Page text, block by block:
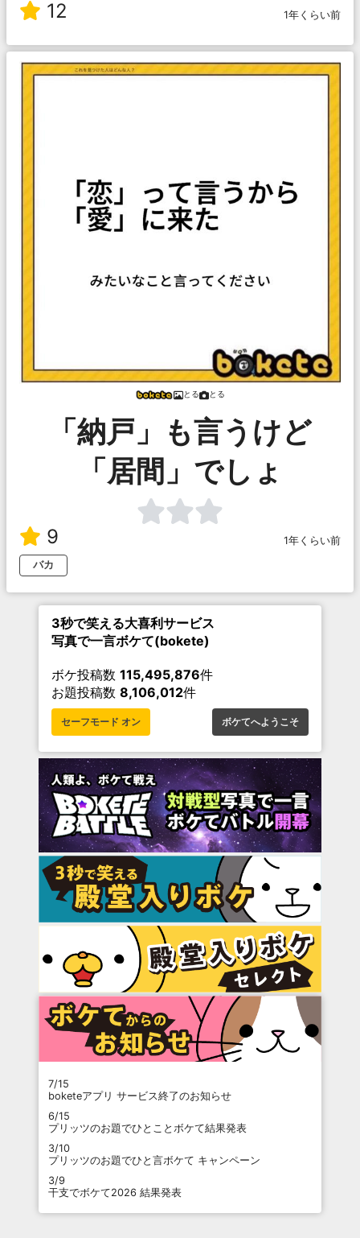
12 1年くらい前
とる とる
「納戸」も言うけど
「居間」でしょ
9
1年くらい前
バカ
3秒で笑える大喜利サービス
写真で一言ボケて(bokete)
ボケ投稿数 115,495,876件
お題投稿数 8,106,012件
セーフモード オン ボケてへようこそ
7/15
boketeアプリ サービス終了のお知らせ
6/15
プリッツのお題でひとことボケて結果発表
3/10
プリッツのお題でひと言ボケて キャンペーン
3/9
干支でボケて2026 結果発表